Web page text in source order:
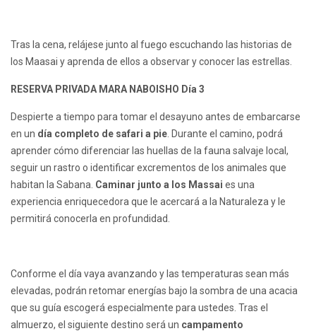
Tras la cena, relájese junto al fuego escuchando las historias de
los Maasai y aprenda de ellos a observar y conocer las estrellas.
RESERVA PRIVADA MARA NABOISHO Día 3
Despierte a tiempo para tomar el desayuno antes de embarcarse
en un día completo de safari a pie . Durante el camino, podrá
aprender cómo diferenciar las huellas de la fauna salvaje local,
seguir un rastro o identificar excrementos de los animales que
habitan la Sabana. Caminar junto a los Massai es una
experiencia enriquecedora que le acercará a la Naturaleza y le
permitirá conocerla en profundidad.
Conforme el día vaya avanzando y las temperaturas sean más
elevadas, podrán retomar energías bajo la sombra de una acacia
que su guía escogerá especialmente para ustedes. Tras el
almuerzo, el siguiente destino será un campamento